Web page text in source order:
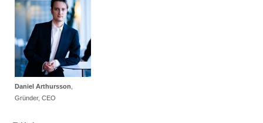
Daniel Arthursson
Gründer, CEO